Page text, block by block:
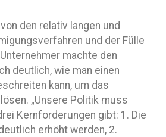
den relativ langen und
und der Fülle
machte den
deutlich, wie man einen
kann, um das
„Unsere Politik muss
Kernforderungen gibt: 1. Die
erhöht werden, 2.